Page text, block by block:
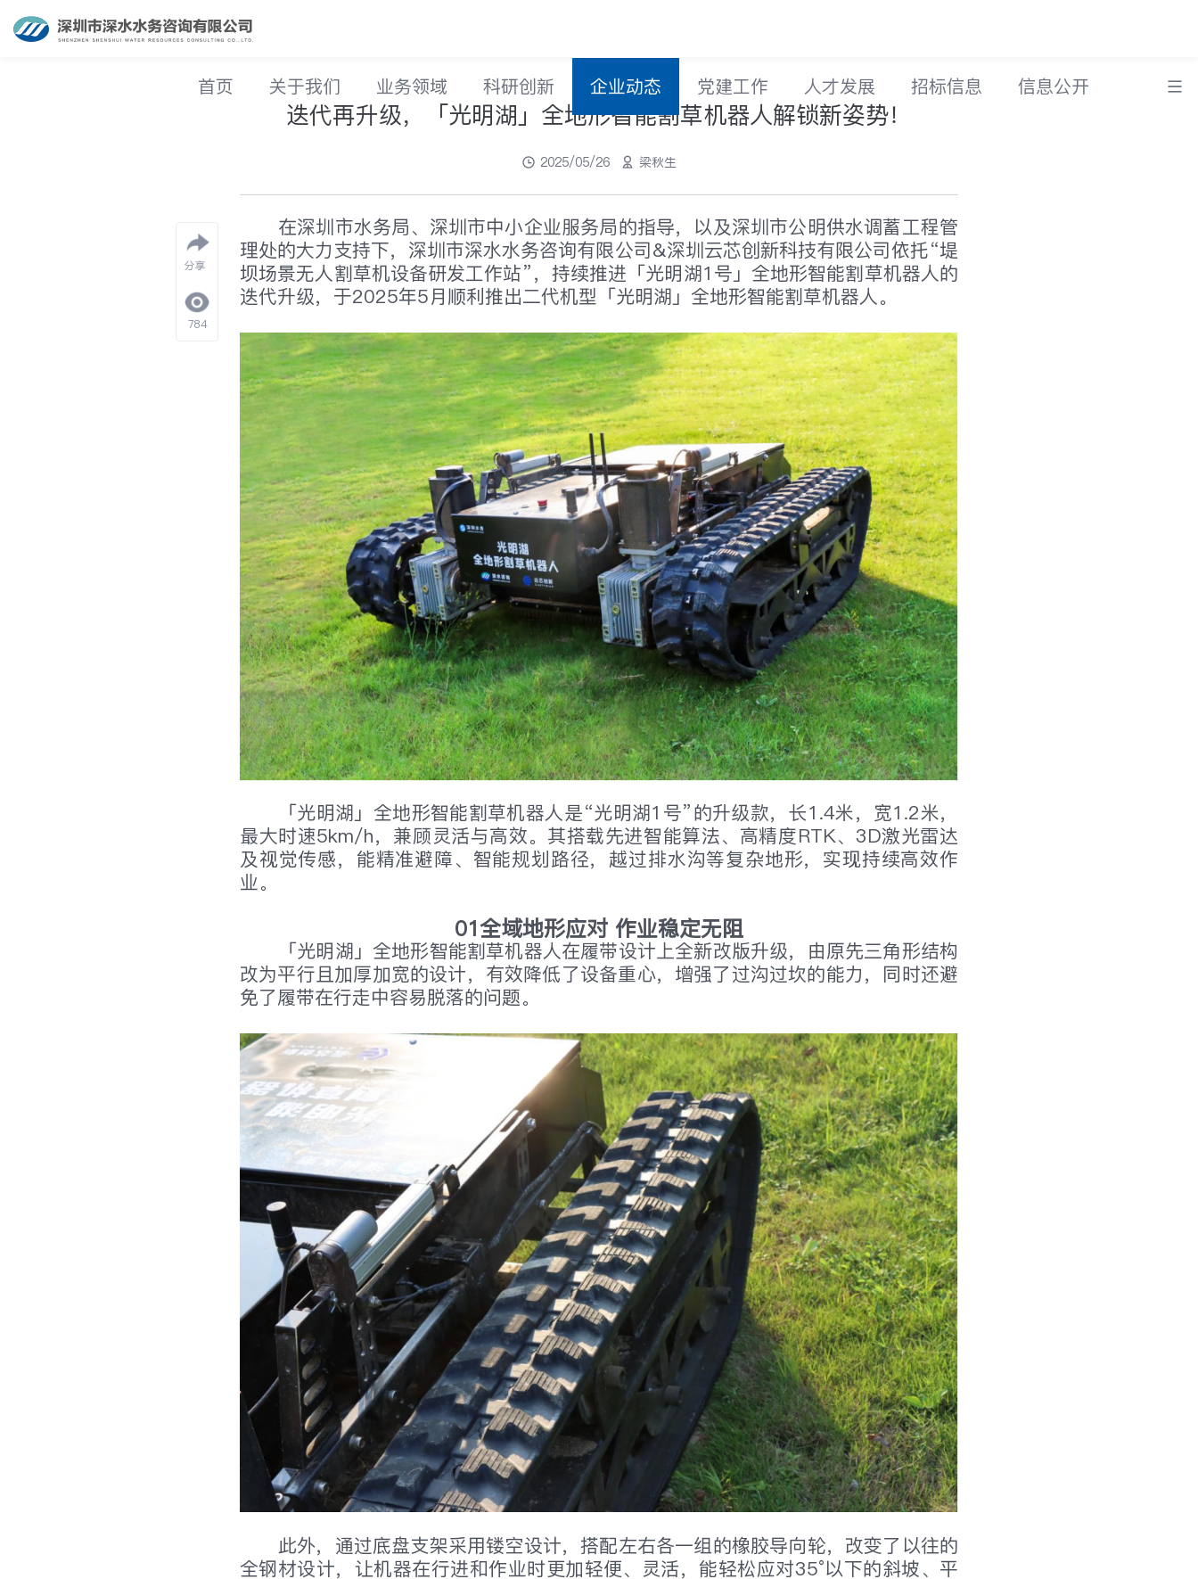
首页 关于我们 业务领域 科研创新 企业动态 党建工作 人才发展 招标信息 信息公开
迭代再升级，「光明湖」全地形智能割草机器人解锁新姿势！
2025/05/26 梁秋生
在深圳市水务局、深圳市中小企业服务局的指导，以及深圳市公明供水调蓄工程管
理处的大力支持下，深圳市深水水务咨询有限公司&深圳云芯创新科技有限公司依托“堤
坝场景无人割草机设备研发工作站”，持续推进「光明湖1号」全地形智能割草机器人的
迭代升级，于2025年5月顺利推出二代机型「光明湖」全地形智能割草机器人。
「光明湖」全地形智能割草机器人是“光明湖1号”的升级款，长1.4米，宽1.2米，
最大时速5km/h，兼顾灵活与高效。其搭载先进智能算法、高精度RTK、3D激光雷达
及视觉传感，能精准避障、智能规划路径，越过排水沟等复杂地形，实现持续高效作
业。
01全域地形应对 作业稳定无阻
「光明湖」全地形智能割草机器人在履带设计上全新改版升级，由原先三角形结构
改为平行且加厚加宽的设计，有效降低了设备重心，增强了过沟过坎的能力，同时还避
免了履带在行走中容易脱落的问题。
此外，通过底盘支架采用镂空设计，搭配左右各一组的橡胶导向轮，改变了以往的
全钢材设计，让机器在行进和作业时更加轻便、灵活，能轻松应对35°以下的斜坡、平
分享
784